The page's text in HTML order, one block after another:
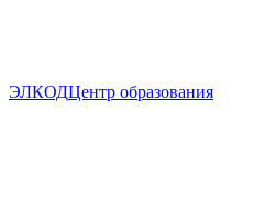
ЭЛКОДЦентр образования